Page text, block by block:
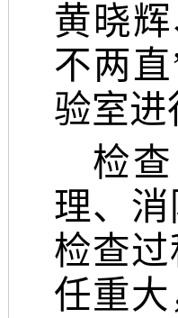
黄晓
不两
验室
检
理、
检查
任重